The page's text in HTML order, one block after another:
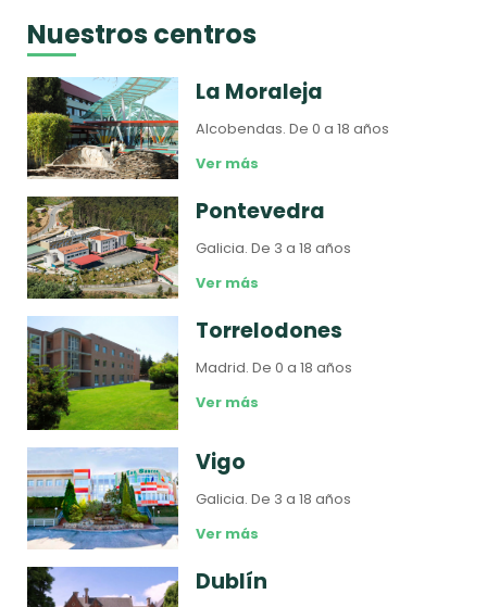
Nuestros centros
La Moraleja
Alcobendas.De 0 a 18 años
Ver más
Pontevedra
Galicia.De 3 a 18 años
Ver más
Torrelodones
Madrid.De 0 a 18 años
Ver más
Vigo
Galicia.De 3 a 18 años
Ver más
Dublín